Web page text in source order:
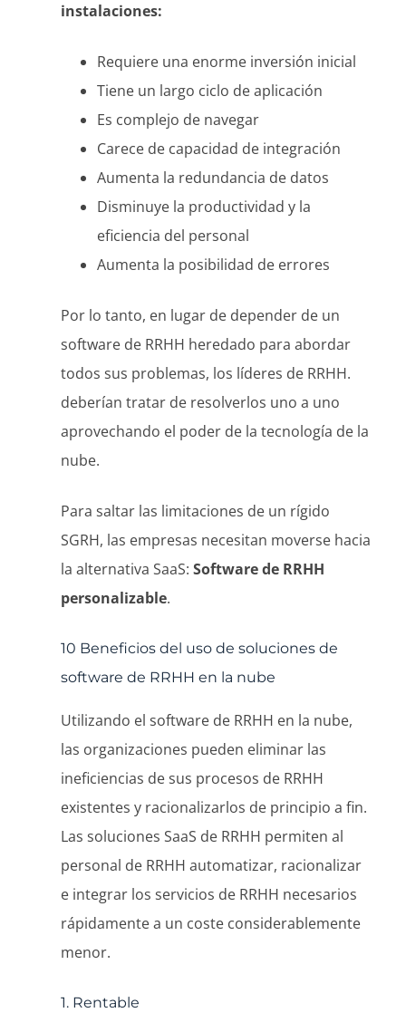
instalaciones:
Requiere una enorme inversión inicial
Tiene un largo ciclo de aplicación
Es complejo de navegar
Carece de capacidad de integración
Aumenta la redundancia de datos
Disminuye la productividad y la
eficiencia del personal
Aumenta la posibilidad de errores
Por lo tanto, en lugar de depender de un
software de RRHH heredado para abordar
todos sus problemas, los líderes de RRHH.
deberían tratar de resolverlos uno a uno
aprovechando el poder de la tecnología de la
nube.
Para saltar las limitaciones de un rígido
SGRH, las empresas necesitan moverse hacia
la alternativa SaaS: Software de RRHH
personalizable.
10 Beneficios del uso de soluciones de
software de RRHH en la nube
Utilizando el software de RRHH en la nube,
las organizaciones pueden eliminar las
ineficiencias de sus procesos de RRHH
existentes y racionalizarlos de principio a fin.
Las soluciones SaaS de RRHH permiten al
personal de RRHH automatizar, racionalizar
e integrar los servicios de RRHH necesarios
rápidamente a un coste considerablemente
menor.
1. Rentable